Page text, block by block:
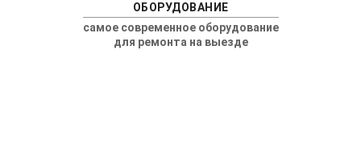
ОБОРУДОВАНИЕ
самое современное оборудование
для ремонта на выезде